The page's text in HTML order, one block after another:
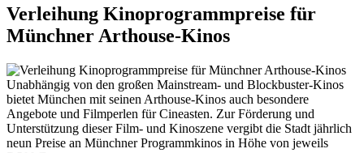
Verleihung Kinoprogrammpreise für
Münchner Arthouse-Kinos
Unabhängig von den großen Mainstream- und Blockbuster-Kinos
bietet München mit seinen Arthouse-Kinos auch besondere
Angebote und Filmperlen für Cineasten. Zur Förderung und
Unterstützung dieser Film- und Kinoszene vergibt die Stadt jährlich
neun Preise an Münchner Programmkinos in Höhe von jeweils